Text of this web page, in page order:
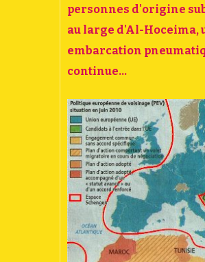
personnes d'origine
au large d'Al-Hoceima,
embarcation
continue...